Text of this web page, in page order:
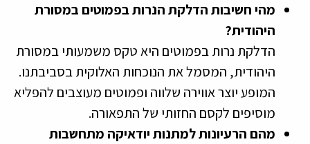
מהי חשיבות הדלקת הנרות בפמוטים במסורת
היהודית?
הדלקת נרות בפמוטים היא טקס משמעותי במסורת
היהודית, המסמל את הנוכחות האלוקית בסביבתנו.
המופע יוצר אווירה שלווה ופמוטים מעוצבים להפליא
מוסיפים לקסם החזותי של התפאורה.
מהם הרעיונות למתנות יודאיקה מתחשבות